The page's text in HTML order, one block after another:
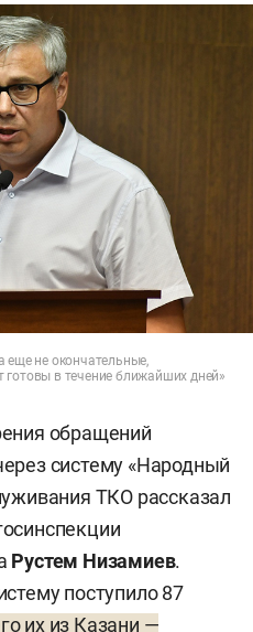
еще не окончательные,
в течение ближайших дней»
обращений
систему «Народный
ТКО рассказал
Рустем Низамиев.
поступило 87
их из Казани —